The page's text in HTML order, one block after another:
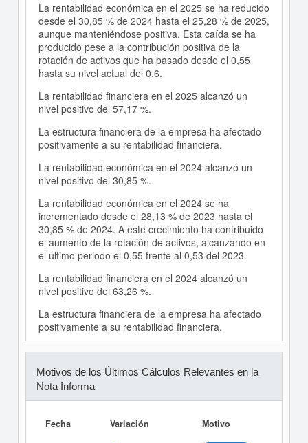
La rentabilidad económica en el 2025 se ha reducido
desde el 30,85 % de 2024 hasta el 25,28 % de 2025,
aunque manteniéndose positiva. Esta caída se ha
producido pese a la contribución positiva de la
rotación de activos que ha pasado desde el 0,55
hasta su nivel actual del 0,6.
La rentabilidad financiera en el 2025 alcanzó un
nivel positivo del 57,17 %.
La estructura financiera de la empresa ha afectado
positivamente a su rentabilidad financiera.
La rentabilidad económica en el 2024 alcanzó un
nivel positivo del 30,85 %.
La rentabilidad económica en el 2024 se ha
incrementado desde el 28,13 % de 2023 hasta el
30,85 % de 2024. A este crecimiento ha contribuido
el aumento de la rotación de activos, alcanzando en
el último periodo el 0,55 frente al 0,53 del 2023.
La rentabilidad financiera en el 2024 alcanzó un
nivel positivo del 63,26 %.
La estructura financiera de la empresa ha afectado
positivamente a su rentabilidad financiera.
Motivos de los Últimos Cálculos Relevantes en la
Nota Informa
Fecha Variación Motivo